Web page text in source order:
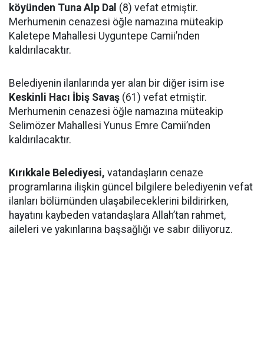
köyünden Tuna Alp Dal (8) vefat etmiştir.
Merhumenin cenazesi öğle namazına müteakip
Kaletepe Mahallesi Uyguntepe Camii’nden
kaldırılacaktır.
Belediyenin ilanlarında yer alan bir diğer isim ise
Keskinli Hacı İbiş Savaş (61) vefat etmiştir.
Merhumenin cenazesi öğle namazına müteakip
Selimözer Mahallesi Yunus Emre Camii’nden
kaldırılacaktır.
Kırıkkale Belediyesi, vatandaşların cenaze
programlarına ilişkin güncel bilgilere belediyenin vefat
ilanları bölümünden ulaşabileceklerini bildirirken,
hayatını kaybeden vatandaşlara Allah’tan rahmet,
aileleri ve yakınlarına başsağlığı ve sabır diliyoruz.